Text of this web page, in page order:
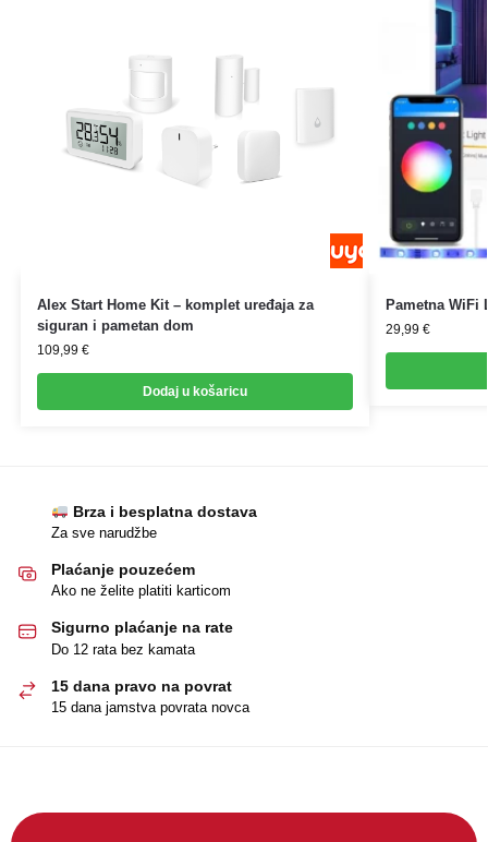
Alex Start Home Kit – komplet uređaja za
siguran i pametan dom
109,99 €
Dodaj u košaricu
Pametna WiFi
29,99 €
Brza i besplatna dostava
Za sve narudžbe
Plaćanje pouzećem
Ako ne želite platiti karticom
Sigurno plaćanje na rate
Do 12 rata bez kamata
15 dana pravo na povrat
15 dana jamstva povrata novca